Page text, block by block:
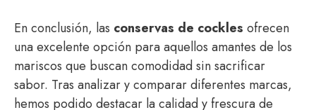
En conclusión, las conservas de cockles ofrecen
una excelente opción para aquellos amantes de los
mariscos que buscan comodidad sin sacrificar
sabor. Tras analizar y comparar diferentes marcas,
hemos podido destacar la calidad y frescura de